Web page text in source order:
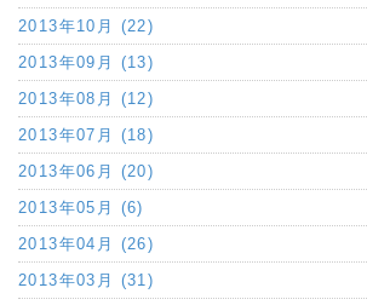
2013年10月 (22)
2013年09月 (13)
2013年08月 (12)
2013年07月 (18)
2013年06月 (20)
2013年05月 (6)
2013年04月 (26)
2013年03月 (31)